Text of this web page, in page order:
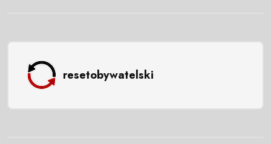
resetobywatelski